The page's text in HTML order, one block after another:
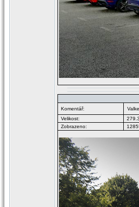
Komentář:
Velikost:
Zobrazeno: